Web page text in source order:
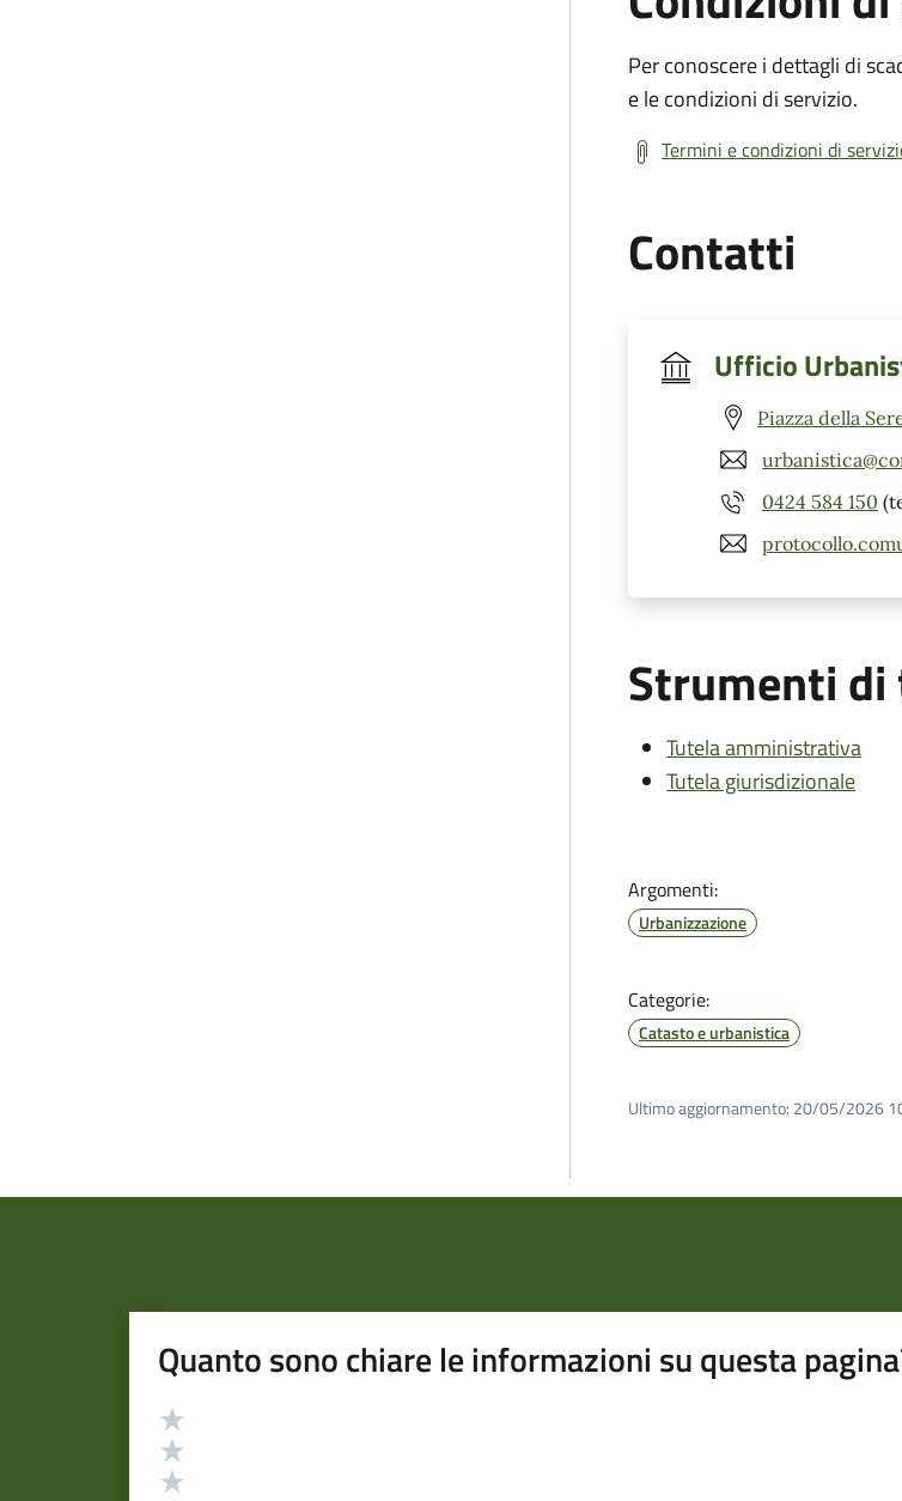
Per conoscere i dettagli di
e le condizioni di servizio.
Termini e condizioni di
Contatti
Ufficio
Piazza della
0424 584 150
Strumenti
Tutela amministrativa
Tutela giurisdizionale
Argomenti:
Urbanizzazione
Categorie:
Catasto e urbanistica
Ultimo aggiornamento: 20/05/2026
Quanto sono chiare le informazioni su questa
Valutazione